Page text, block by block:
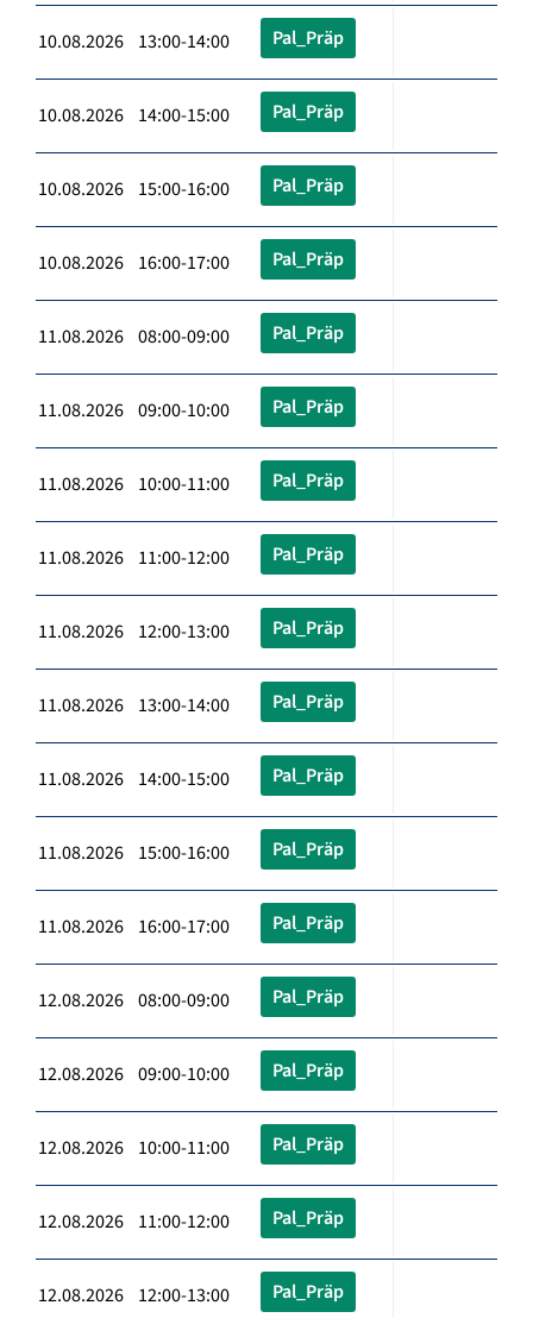
10.08.2026 13:00-14:00 Pal_Präp
10.08.2026 14:00-15:00 Pal_Präp
10.08.2026 15:00-16:00 Pal_Präp
10.08.2026 16:00-17:00 Pal_Präp
11.08.2026 08:00-09:00 Pal_Präp
11.08.2026 09:00-10:00 Pal_Präp
11.08.2026 10:00-11:00 Pal_Präp
11.08.2026 11:00-12:00 Pal_Präp
11.08.2026 12:00-13:00 Pal_Präp
11.08.2026 13:00-14:00 Pal_Präp
11.08.2026 14:00-15:00 Pal_Präp
11.08.2026 15:00-16:00 Pal_Präp
11.08.2026 16:00-17:00 Pal_Präp
12.08.2026 08:00-09:00 Pal_Präp
12.08.2026 09:00-10:00 Pal_Präp
12.08.2026 10:00-11:00 Pal_Präp
12.08.2026 11:00-12:00 Pal_Präp
12.08.2026 12:00-13:00 Pal_Präp